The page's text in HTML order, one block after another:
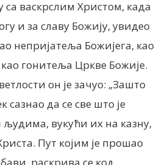
са васкрслим Христом, када
и за славу Божију, увидео
непријатеља Божијега, као
гонитеља Цркве Божије.
он је зачуо: „Зашто
сазнао да се све што је
вукући их на казну,
Пут којим је прошао
раскрива се код